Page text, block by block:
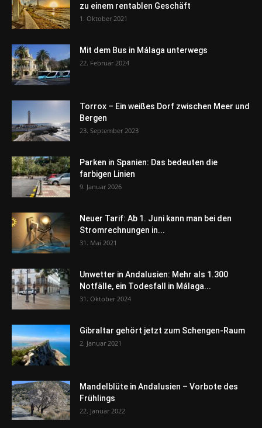
zu einem rentablen Geschäft
1. Oktober 2021
Mit dem Bus in Málaga unterwegs
22. Februar 2024
Torrox – Ein weißes Dorf zwischen Meer und
Bergen
23. September 2023
Parken in Spanien: Das bedeuten die
farbigen Linien
9. Januar 2026
Neuer Tarif: Ab 1. Juni kann man bei den
Stromrechnungen in...
31. Mai 2021
Unwetter in Andalusien: Mehr als 1.300
Notfälle, ein Todesfall in Málaga...
31. Oktober 2024
Gibraltar gehört jetzt zum Schengen-Raum
2. Januar 2021
Mandelblüte in Andalusien – Vorbote des
Frühlings
22. Januar 2022